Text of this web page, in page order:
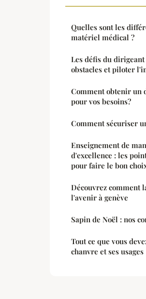
Quelles sont les
matériel médical ?
Les défis du
obstacles et piloter
Comment obtenir un
pour vos besoins?
Comment sécuriser
Enseignement de
d'excellence : les
pour faire le bon
Découvrez comment
l'avenir à genève
Sapin de Noël : nos
Tout ce que vous
chanvre et ses usages